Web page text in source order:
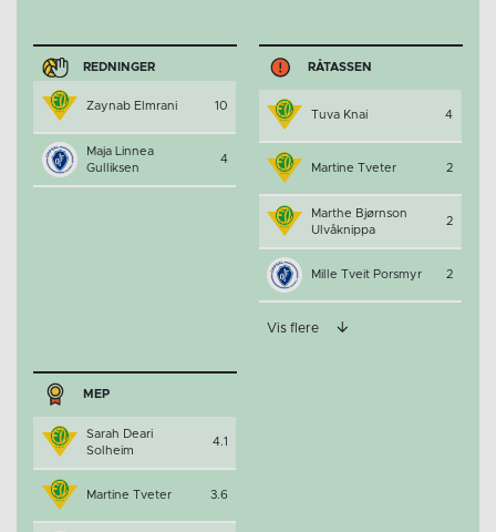
REDNINGER
Zaynab Elmrani 10
Maja Linnea
Gulliksen
4
RÅTASSEN
Tuva Knai 4
Martine Tveter 2
Marthe Bjørnson
Ulvåknippa
2
Mille Tveit Porsmyr 2
Vis flere
MEP
Sarah Deari
Solheim
4.1
Martine Tveter 3.6